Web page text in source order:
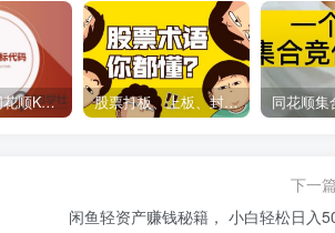
超级简单！同花顺K线界面显示行业概念指标代码图解 股票打板、上板、封板、翘板、炸板是什么意思？炒股你必须懂的暗语！
下一篇
闲鱼轻资产赚钱秘籍， 小白轻松日入